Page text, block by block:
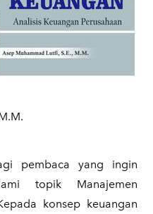
pembaca yang ingin
topik Manajemen
konsep keuangan